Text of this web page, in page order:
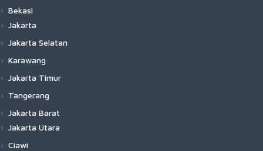
Bekasi
Jakarta
Jakarta Selatan
Karawang
Jakarta Timur
Tangerang
Jakarta Barat
Jakarta Utara
Ciawi